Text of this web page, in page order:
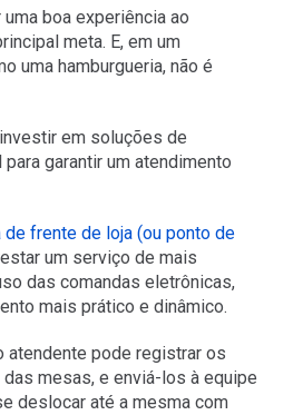
boa experiência ao
meta. E, em um
uma hamburgueria, não é
em soluções de
garantir um atendimento
frente de loja (ou ponto de
um serviço de mais
das comandas eletrônicas,
mais prático e dinâmico.
atendente pode registrar os
mesas, e enviá-los à equipe
deslocar até a mesma com